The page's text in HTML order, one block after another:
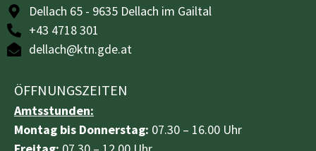
Dellach 65 - 9635 Dellach im Gailtal
+43 4718 301
dellach@ktn.gde.at
ÖFFNUNGSZEITEN
Amtsstunden:
Montag bis Donnerstag: 07.30 – 16.00 Uhr